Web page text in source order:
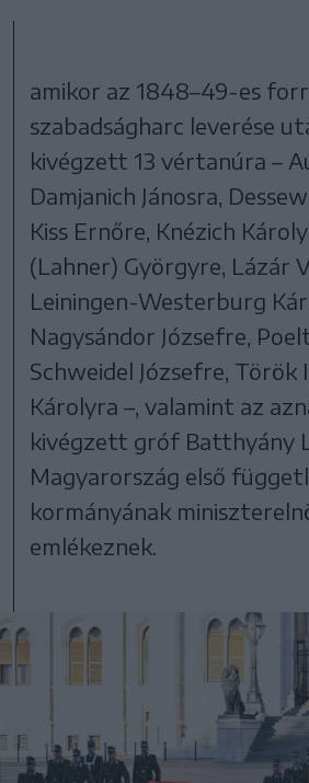
amikor az 1848–49-es
szabadságharc leverése
kivégzett 13 vértanúra –
Damjanich Jánosra,
Kiss Ernőre, Knézich
(Lahner) Györgyre, Lázár
Leiningen-Westerburg
Nagysándor Józsefre,
Schweidel Józsefre, Török
Károlyra –, valamint az
kivégzett gróf Batthyány
Magyarország első
kormányának
emlékeznek.